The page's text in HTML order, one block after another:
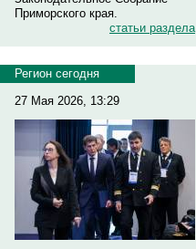
Приморского края.
статьи раздела
Регион сегодня
27 Мая 2026, 13:29